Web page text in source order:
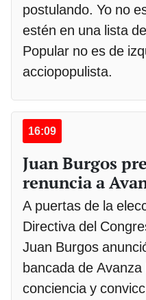
postulando. Yo no
estén en una lista
Popular no es de
acciopopulista.
16:09
Juan Burgos
renuncia a
A puertas de la
Directiva del
Juan Burgos
bancada de
conciencia y